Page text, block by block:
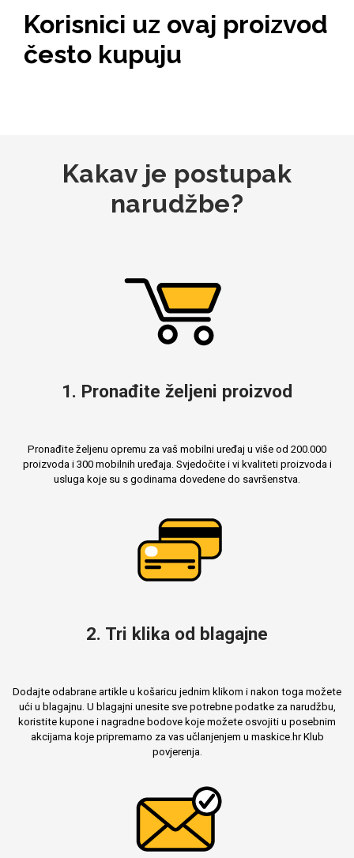
Korisnici uz ovaj proizvod
često kupuju
Kakav je postupak
narudžbe?
1. Pronađite željeni proizvod
Pronađite željenu opremu za vaš mobilni uređaj u više od 200.000
proizvoda i 300 mobilnih uređaja. Svjedočite i vi kvaliteti proizvoda i
usluga koje su s godinama dovedene do savršenstva.
2. Tri klika od blagajne
Dodajte odabrane artikle u košaricu jednim klikom i nakon toga možete
ući u blagajnu. U blagajni unesite sve potrebne podatke za narudžbu,
koristite kupone i nagradne bodove koje možete osvojiti u posebnim
akcijama koje pripremamo za vas učlanjenjem u maskice.hr Klub
povjerenja.
Gaming motivi Crtani filmovi
Obiteljski motivi